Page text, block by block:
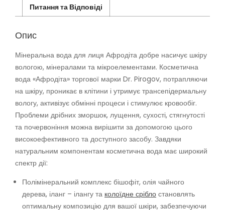
Питання та Відповіді
Опис
Мінеральна вода для лиця Афродіта добре насичує шкіру
вологою, мінералами та мікроелементами. Косметична
вода «Афродіта» торгової марки Dr. Pirogov, потрапляючи
на шкіру, проникає в клітини і утримує трансепідермальну
вологу, активізує обмінні процеси і стимулює кровообіг.
Проблеми дрібних зморшок, лущення, сухості, стягнутості
та почервоніння можна вирішити за допомогою цього
високоефективного та доступного засобу. Завдяки
натуральним компонентам косметична вода має широкий
спектр дії:
Полімінеральний комплекс бішофіт, олія чайного
дерева, іланг – ілангу та колоїдне срібло становлять
оптимальну композицію для вашої шкіри, забезпечуючи